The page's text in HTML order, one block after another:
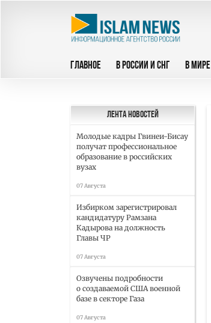
ГЛАВНОЕ В РОССИИ И СНГ В МИРЕ
Лента новостей
Молодые кадры Гвинеи-Бисау
получат профессиональное
образование в российских
вузах
07 Августа
Избирком зарегистрировал
кандидатуру Рамзана
Кадырова на должность
Главы ЧР
07 Августа
Озвучены подробности
о создаваемой США военной
базе в секторе Газа
07 Августа